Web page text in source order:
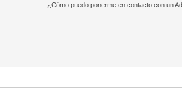
¿Cómo puedo ponerme en contacto con un